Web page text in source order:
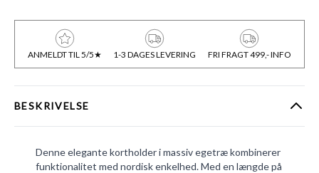
ANMELDT TIL 5/5★ 1-3 DAGES LEVERING FRI FRAGT 499,- INFO
BESKRIVELSE
Denne elegante kortholder i massiv egetræ kombinerer
funktionalitet med nordisk enkelhed. Med en længde på